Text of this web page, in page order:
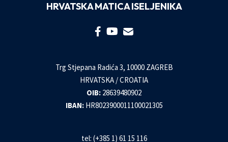
HRVATSKA MATICA ISELJENIKA
Trg Stjepana Radića 3, 10000 ZAGREB
HRVATSKA / CROATIA
OIB: 28639480902
IBAN: HR8023900011100021305
tel: (+385 1) 61 15 116